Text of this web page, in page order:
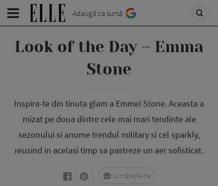
Adaugă ca sursă
Look of the Day – Emma
Stone
Inspira-te din tinuta glam a Emmei Stone. Aceasta a
mizat pe doua dintre cele mai mari tendinte ale
sezonului si anume trendul military si cel sparkly,
reusind in acelasi timp sa pastreze un aer sofisticat.
Urmărește-ne